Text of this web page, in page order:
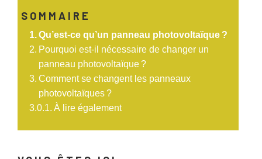
SOMMAIRE
Qu’est-ce qu’un panneau photovoltaïque ?
Pourquoi est-il nécessaire de changer un
panneau photovoltaïque ?
Comment se changent les panneaux
photovoltaïques ?
À lire également